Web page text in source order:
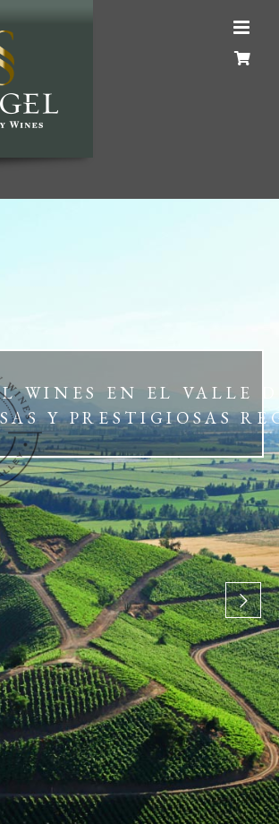
WINES EN EL VALLE
Y PRESTIGIOSAS